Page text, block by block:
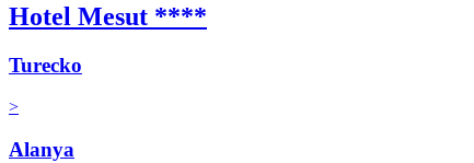
Hotel Mesut ****
Turecko
>
Alanya